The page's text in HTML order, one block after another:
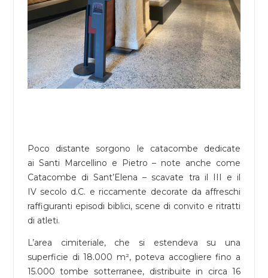
Poco distante sorgono le catacombe dedicate
ai Santi Marcellino e Pietro – note anche come
Catacombe di Sant’Elena – scavate tra il III e il
IV secolo d.C. e riccamente decorate da affreschi
raffiguranti episodi biblici, scene di convito e ritratti
di atleti.
L’area cimiteriale, che si estendeva su una
superficie di 18.000 m², poteva accogliere fino a
15.000 tombe sotterranee, distribuite in circa 16